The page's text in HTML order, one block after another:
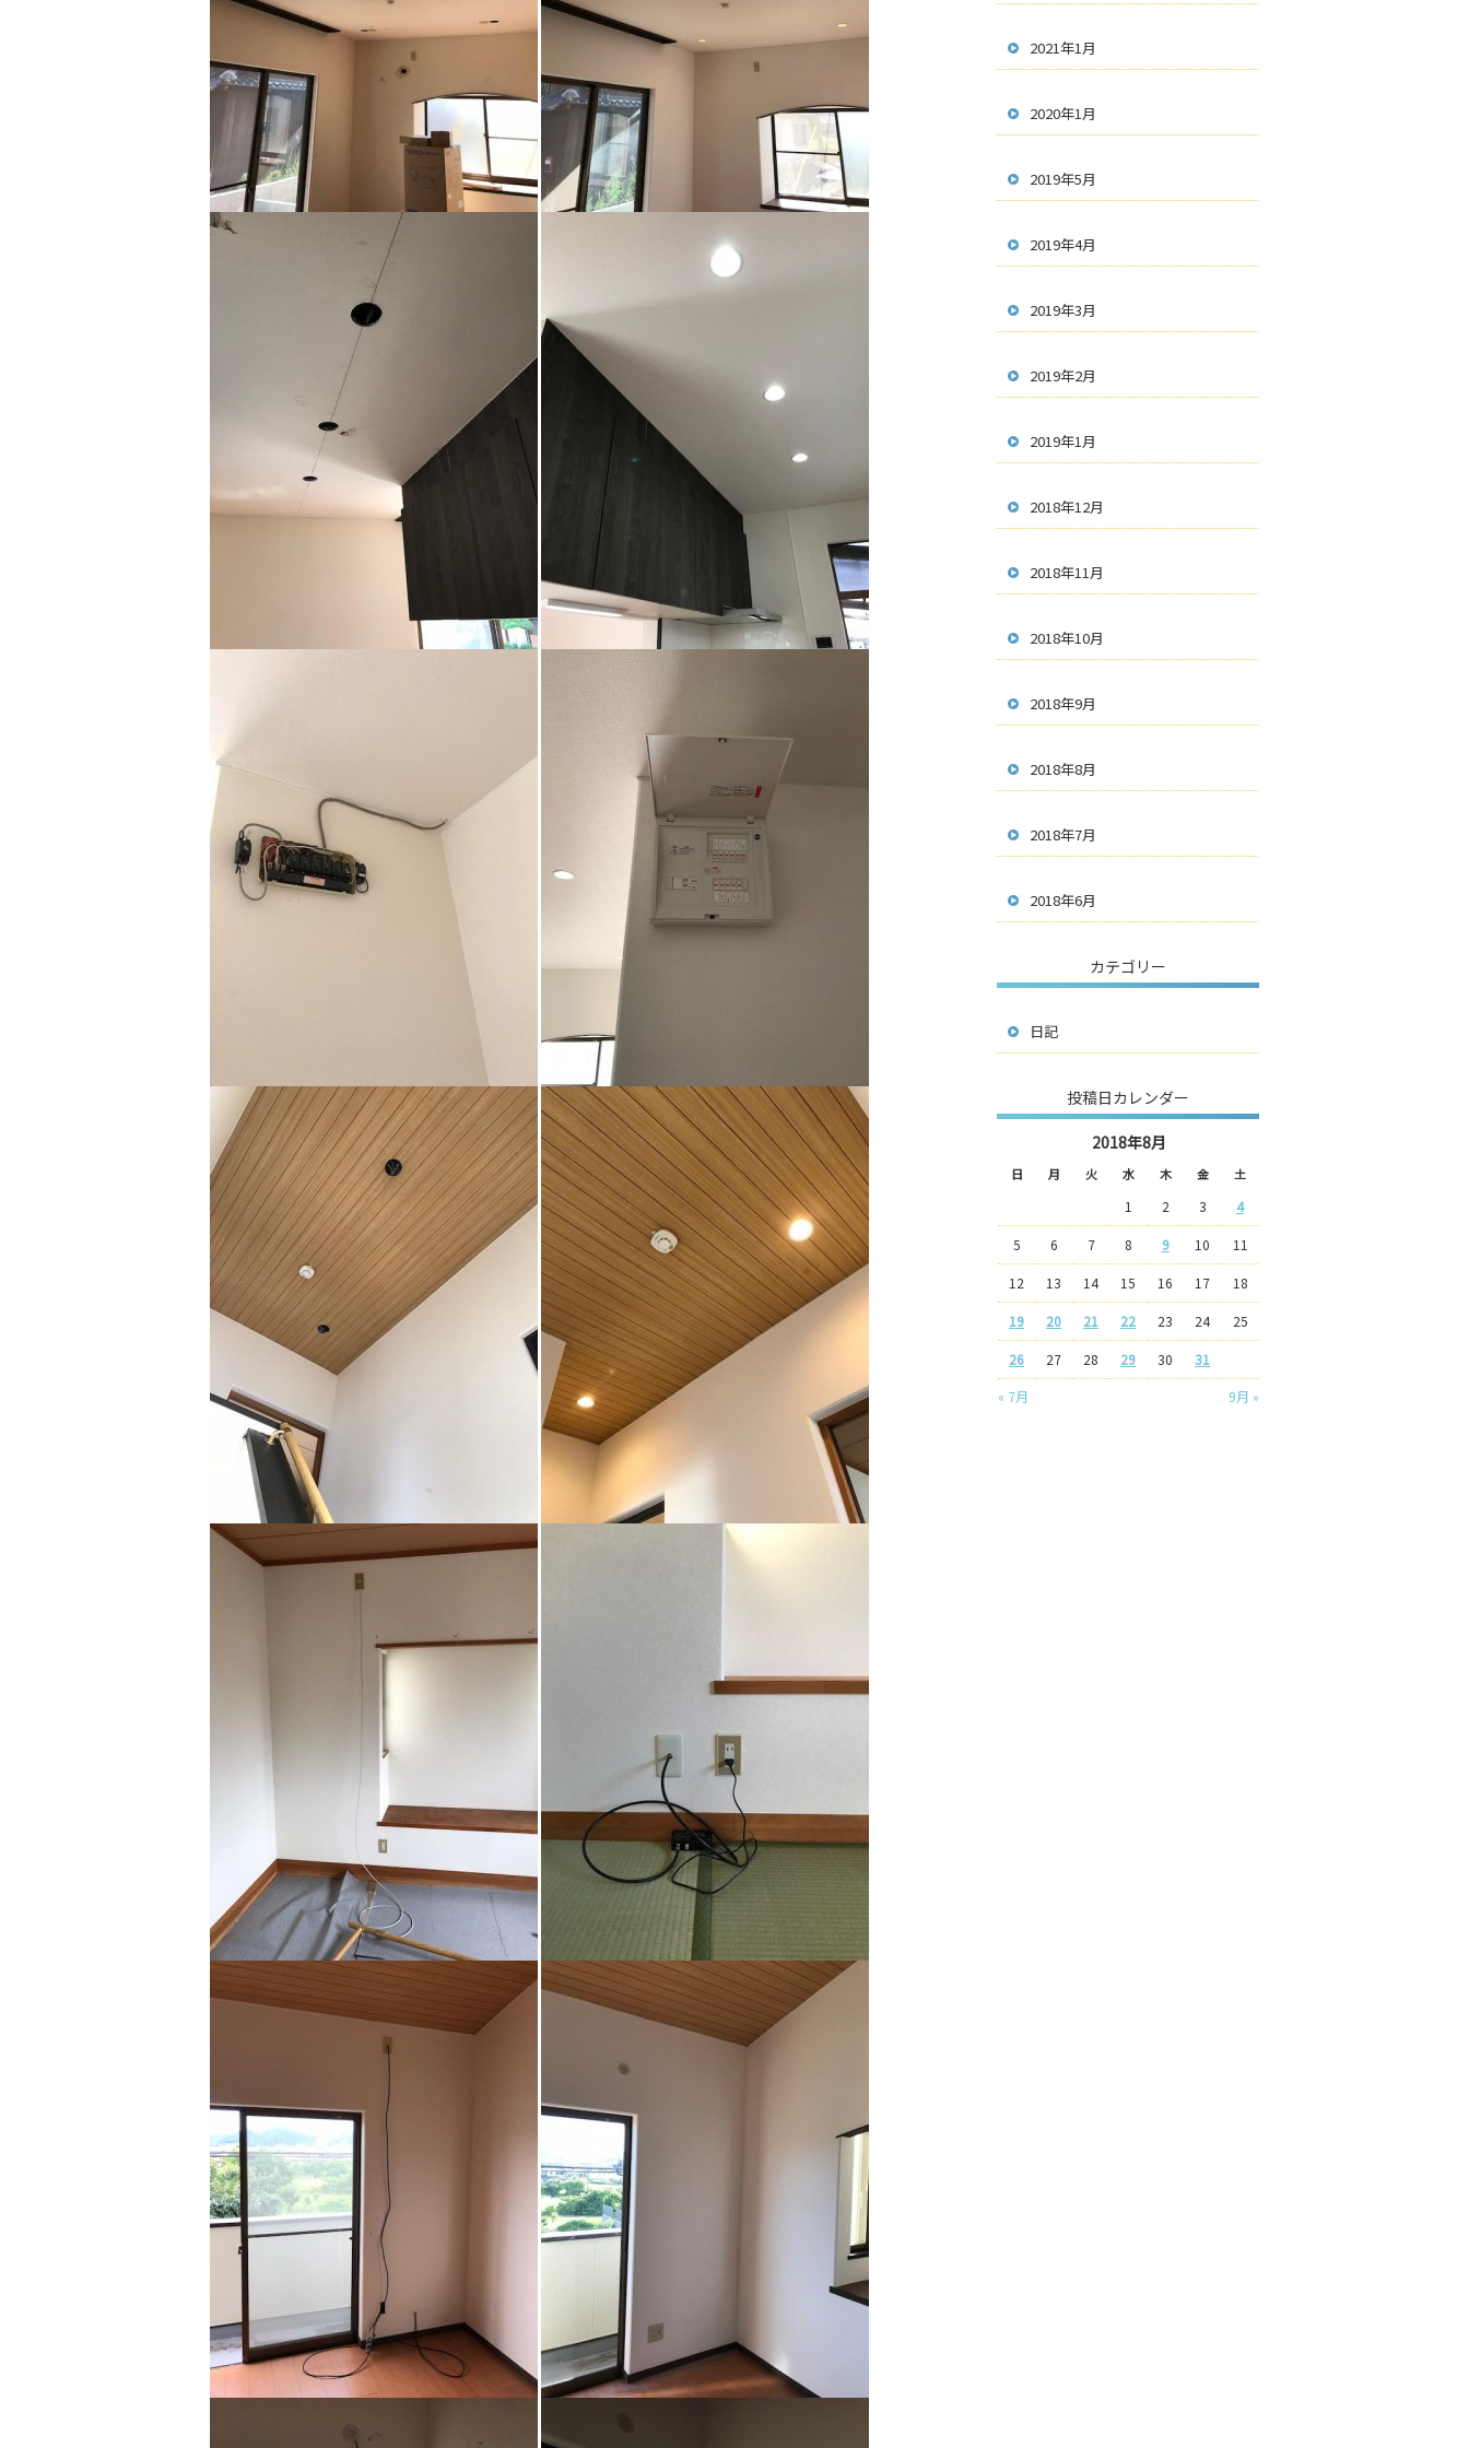
2021年1月
2020年1月
2019年5月
2019年4月
2019年3月
2019年2月
2019年1月
2018年12月
2018年11月
2018年10月
2018年9月
2018年8月
2018年7月
2018年6月
カテゴリー
日記
投稿日カレンダー
2018年8月
日 月 火 水 木 金 土
« 7月 9月 »
1 2 3 4
5 6 7 8 9 10 11
12 13 14 15 16 17 18
19 20 21 22 23 24 25
26 27 28 29 30 31